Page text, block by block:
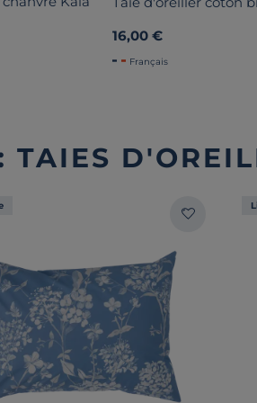
16,00 €
Français
TAIES